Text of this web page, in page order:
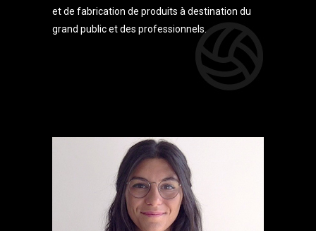
et de fabrication de produits à destination du
grand public et des professionnels.